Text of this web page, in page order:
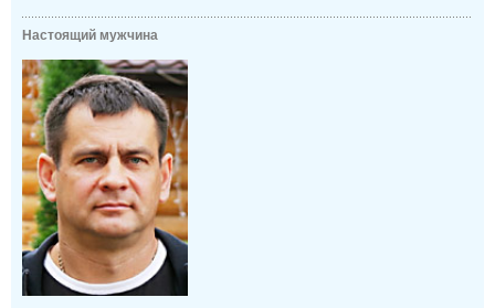
Настоящий мужчина